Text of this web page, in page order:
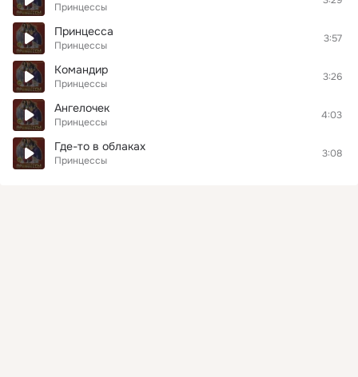
Принцессы
Принцесса
Принцессы
3:57
Командир
Принцессы
3:26
Ангелочек
Принцессы
4:03
Где-то в облаках
Принцессы
3:08